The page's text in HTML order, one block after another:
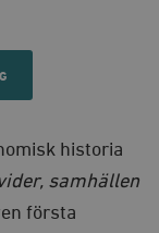
historia
samhällen
första